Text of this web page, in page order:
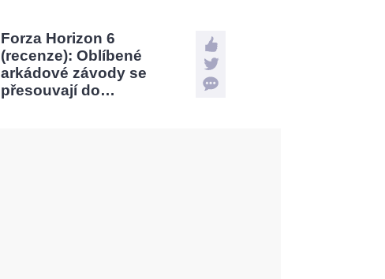
Forza Horizon 6
(recenze): Oblíbené
arkádové závody se
přesouvají do…